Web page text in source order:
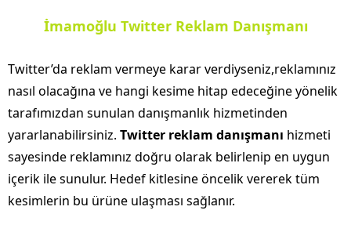
İmamoğlu Twitter Reklam Danışmanı
Twitter’da reklam vermeye karar verdiyseniz,reklamınız
nasıl olacağına ve hangi kesime hitap edeceğine yönelik
tarafımızdan sunulan danışmanlık hizmetinden
yararlanabilirsiniz. Twitter reklam danışmanı hizmeti
sayesinde reklamınız doğru olarak belirlenip en uygun
içerik ile sunulur. Hedef kitlesine öncelik vererek tüm
kesimlerin bu ürüne ulaşması sağlanır.